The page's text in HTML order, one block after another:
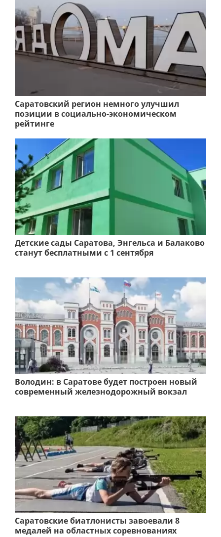
Саратовский регион немного улучшил
позиции в социально-экономическом
рейтинге
Детские сады Саратова, Энгельса и Балаково
станут бесплатными с 1 сентября
Володин: в Саратове будет построен новый
современный железнодорожный вокзал
Саратовские биатлонисты завоевали 8
медалей на областных соревнованиях